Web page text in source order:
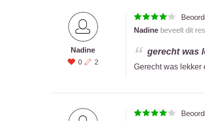
Nadine
0 2
Nadinebeveelt dit
gerecht was
Gerecht was lekker